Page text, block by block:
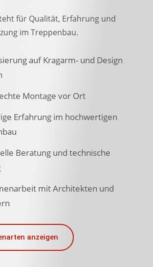
für Qualität, Erfahrung und
im Treppenbau.
auf Kragarm- und Design
Montage vor Ort
Erfahrung im hochwertigen
Beratung und technische
mit Architekten und
anzeigen